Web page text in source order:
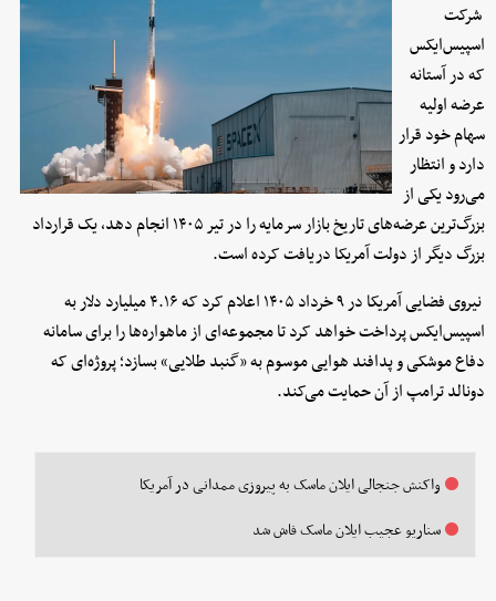
شرکت
اسپیس‌ایکس
که در آستانه
عرضه اولیه
سهام خود قرار
دارد و انتظار
می‌رود یکی از
بزرگ‌ترین عرضه‌های تاریخ بازار سرمایه را در تیر ۱۴۰۵ انجام دهد، یک قرارداد
بزرگ دیگر از دولت آمریکا دریافت کرده است.
نیروی فضایی آمریکا در ۹ خرداد ۱۴۰۵ اعلام کرد که ۴.۱۶ میلیارد دلار به
اسپیس‌ایکس پرداخت خواهد کرد تا مجموعه‌ای از ماهواره‌ها را برای سامانه
دفاع موشکی و پدافند هوایی موسوم به «گنبد طلایی» بسازد؛ پروژه‌ای که
دونالد ترامپ از آن حمایت می‌کند.
واکنش جنجالی ایلان ماسک به پیروزی ممدانی در آمریکا
سناریو عجیب ایلان ماسک فاش شد